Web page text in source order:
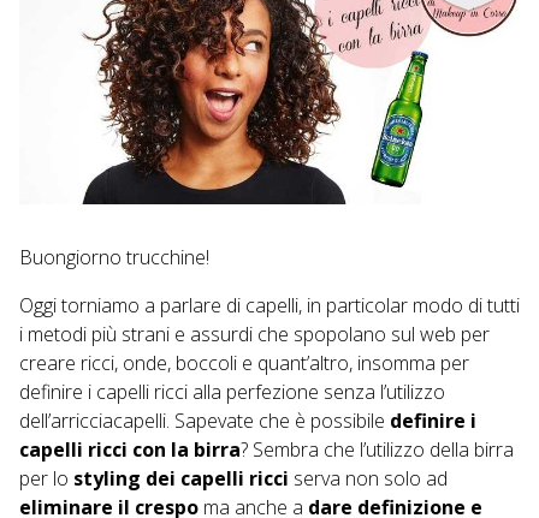
Buongiorno trucchine!
Oggi torniamo a parlare di capelli, in particolar modo di tutti
i metodi più strani e assurdi che spopolano sul web per
creare ricci, onde, boccoli e quant’altro, insomma per
definire i capelli ricci alla perfezione senza l’utilizzo
dell’arricciacapelli. Sapevate che è possibile definire i
capelli ricci con la birra? Sembra che l’utilizzo della birra
per lo styling dei capelli ricci serva non solo ad
eliminare il crespo ma anche a dare definizione e